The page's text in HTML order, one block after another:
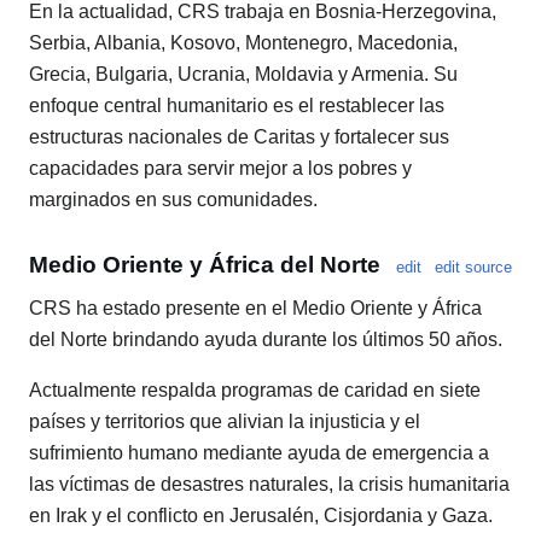
En la actualidad, CRS trabaja en Bosnia-Herzegovina,
Serbia, Albania, Kosovo, Montenegro, Macedonia,
Grecia, Bulgaria, Ucrania, Moldavia y Armenia. Su
enfoque central humanitario es el restablecer las
estructuras nacionales de Caritas y fortalecer sus
capacidades para servir mejor a los pobres y
marginados en sus comunidades.
Medio Oriente y África del Norte edit edit source
CRS ha estado presente en el Medio Oriente y África
del Norte brindando ayuda durante los últimos 50 años.
Actualmente respalda programas de caridad en siete
países y territorios que alivian la injusticia y el
sufrimiento humano mediante ayuda de emergencia a
las víctimas de desastres naturales, la crisis humanitaria
en Irak y el conflicto en Jerusalén, Cisjordania y Gaza.